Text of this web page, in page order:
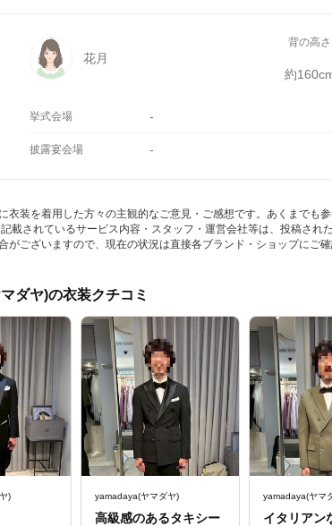
花月
背の高さ
約
挙式会場 -
披露宴会場 -
衣装を着用した方々の主観的なご意見・ご感想です。あくまでも
載されているサービス内容・スタッフ・運営会社等は、投稿され
がございますので、現在の状況は直接各ブランド・ショップにご確
ダヤ)の衣装クチコミ
) yamadaya(ヤマダヤ)
高級感のあるタキシー
yamadaya(ヤマ
イタリアン